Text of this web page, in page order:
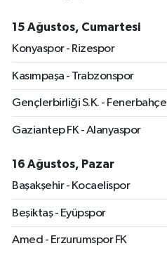
15 Ağustos, Cumartesi
Konyaspor - Rizespor
Kasımpaşa - Trabzonspor
Gençlerbirliği S.K. - Fenerbahçe
Gaziantep FK - Alanyaspor
16 Ağustos, Pazar
Başakşehir - Kocaelispor
Beşiktaş - Eyüpspor
Amed - Erzurumspor FK